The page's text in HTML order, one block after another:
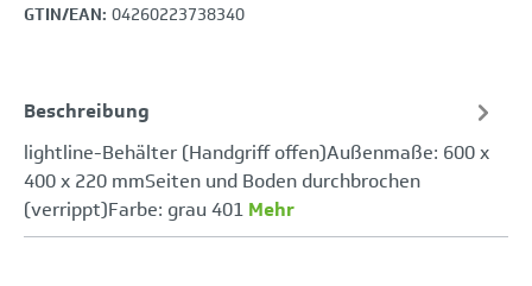
GTIN/EAN: 04260223738340
Beschreibung
lightline-Behälter (Handgriff offen)Außenmaße: 600 x
400 x 220 mmSeiten und Boden durchbrochen
(verrippt)Farbe: grau 401 Mehr